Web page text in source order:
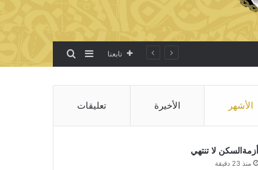
تابعنا إضافة عمود جانبي
بحث عن
الأشهر الأخيرة تعليقات
أزمةالسكن لا تنتهي
منذ 23 دقيقة